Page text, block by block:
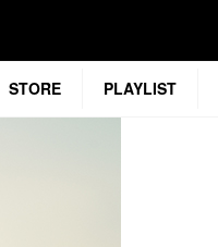
STORE PLAYLIST